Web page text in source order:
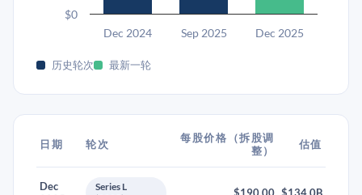
Dec 2024 Sep 2025 Dec 2025
$0
历史轮次 最新一轮
日期 轮次
每股价格（拆股调
整）
估值
Dec
Series L